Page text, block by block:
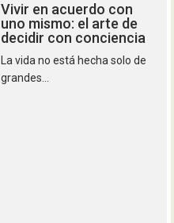
Vivir en acuerdo con
uno mismo: el arte de
decidir con conciencia
La vida no está hecha solo de
grandes...